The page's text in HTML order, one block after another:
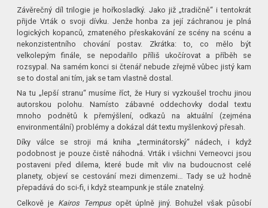
Závěrečný díl trilogie je hořkosladký. Jako již „tradičně“ i tentokrát
přijde Vrták o svoji dívku. Jenže honba za její záchranou je plná
logických kopanců, zmateného přeskakování ze scény na scénu a
nekonzistentního chování postav. Zkrátka: to, co mělo být
velkolepým finále, se nepodařilo příliš ukočírovat a příběh se
rozsypal. Na samém konci si čtenář nebude zřejmě vůbec jistý kam
se to dostal ani tím, jak se tam vlastně dostal.
Na tu „lepší stranu“ musíme říct, že Hury si vyzkoušel trochu jinou
autorskou polohu. Namísto zábavné oddechovky dodal textu
mnoho podnětů k přemýšlení, odkazů na aktuální (zejména
environmentální) problémy a dokázal dát textu myšlenkový přesah.
Díky válce se stroji má kniha „terminátorský“ nádech, i když
podobnost je pouze čistě náhodná. Vrták i všichni Verneovci jsou
postaveni před dilema, které bude mít vliv na budoucnost celé
planety, objeví se cestování mezi dimenzemi… Tady se už hodně
přepadává do sci-fi, i když steampunk je stále znatelný.
Celkově je Kairos Tempusopět úplně jiný. Bohužel však působí